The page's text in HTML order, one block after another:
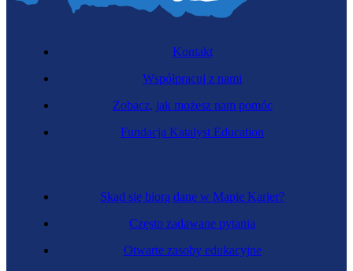
Skąd się biorą dane w Mapie Karier?
Często zadawane pytania
Otwarte zasoby edukacyjne
Kontakt
Współpracuj z nami
Zobacz, jak możesz nam pomóc
Fundacja Katalyst Education